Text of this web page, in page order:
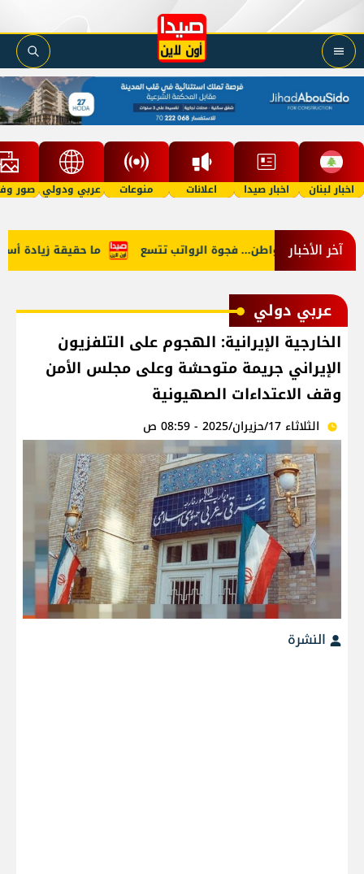
اخبار لبنان اخبار صيدا اعلانات منوعات عربي ودولي صور
آخر الأخبار ما حقيقة زيادة أسعار النائب والمواطن... فجوة الرواتب تتسع
عربي دولي
الخارجية الإيرانية: الهجوم على التلفزيون
الإيراني جريمة متوحشة وعلى مجلس الأمن
وقف الاعتداءات الصهيونية
الثلاثاء 17/حزيران/2025 - 08:59 ص
النشرة